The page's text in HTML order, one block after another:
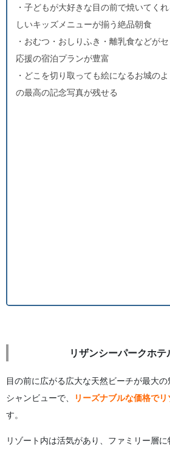
・子どもが大好きな目の前で焼いてく
しいキッズメニューが揃う絶品朝食
・おむつ・おしりふき・離乳食などが
応援の宿泊プランが豊富
・どこを切り取っても絵になるお城の
の最高の記念写真が残せる
リザンシーパークホテ
目の前に広がる広大な天然ビーチが最大
シャンビューで、
リーズナブルな価格で
す。
リゾート内は活気があり、ファミリー層